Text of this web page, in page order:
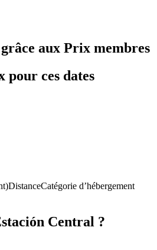
aux Prix membres
pour ces dates
DistanceCatégorie d’hébergement
Central ?